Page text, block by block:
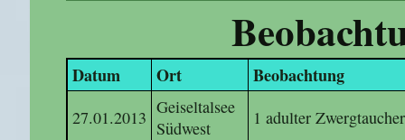
Datum Ort
27.01.2013 Geiseltalsee
Südwest
1 adulter Zwergtaucher